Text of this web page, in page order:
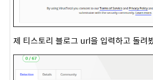
제 티스토리 블로그 url을 입력하고 돌려